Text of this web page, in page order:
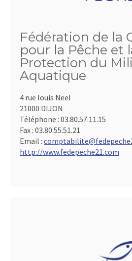
Fédération de la
pour la Pêche et
Protection du
Aquatique
4 rue louis Neel
21000 DIJON
Téléphone : 03.80.57.11.15
Fax : 03.80.55.51.21
Email :
http://www.fedepeche21.com